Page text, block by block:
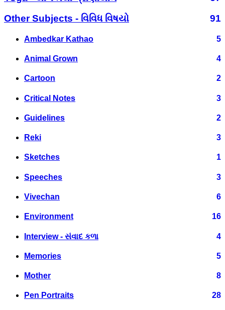
Other Subjects - વિવિધ વિષયો
91
Ambedkar Kathao 5
Animal Grown 4
Cartoon 2
Critical Notes 3
Guidelines 2
Reki 3
Sketches 1
Speeches 3
Vivechan 6
Environment 16
Interview - સંવાદ કળા 4
Memories 5
Mother 8
Pen Portraits 28